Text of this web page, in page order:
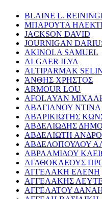
BLAINE L.
ΜΠΑΡΟΥΤΑ
JACKSON DAVID
JOURNIGAN
AKINOLA SAMUEL
ALGAER ILYA
ALTIPARMAK
ΆΝΘΗΣ ΧΡΗΣΤΟΣ
ARMOUR LOU
AFOLAYAN
ΑΒΑΓΙΑΝΟΥ ΝΤΙΝΑ
ΑΒΑΡΙΚΙΩΤΗΣ
ΑΒΔΕΛΙΩΔΗΣ
ΑΒΔΕΛΙΩΤΗ
ΑΒΔΕΛΟΠΟΥΛΟΥ
ΑΒΡΑΑΜΙΔΟΥ
ΑΓΑΘΟΚΛΕΟΥΣ
ΑΓΓΕΛΑΚΗ ΕΛΕΝΗ
ΑΓΓΕΛΑΚΗΣ
ΑΓΓΕΛΑΤΟΥ